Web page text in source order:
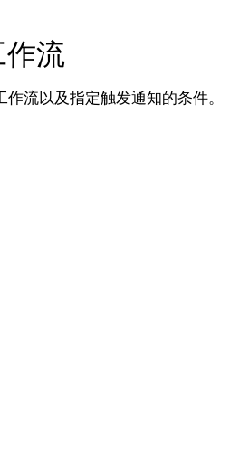
流
流以及指定触发通知的条件。